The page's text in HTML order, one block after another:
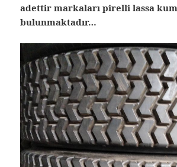
adettir markaları pirelli lassa
bulunmaktadır…